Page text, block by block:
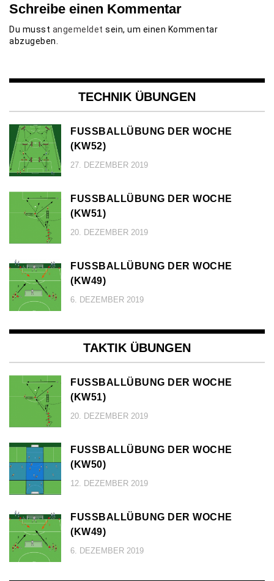
Schreibe einen Kommentar
Du musst angemeldet sein, um einen Kommentar
abzugeben.
TECHNIK ÜBUNGEN
FUSSBALLÜBUNG DER WOCHE (
KW52)
27. DEZEMBER 2019
FUSSBALLÜBUNG DER WOCHE (
KW51)
20. DEZEMBER 2019
FUSSBALLÜBUNG DER WOCHE (
KW49)
6. DEZEMBER 2019
TAKTIK ÜBUNGEN
FUSSBALLÜBUNG DER WOCHE (
KW51)
20. DEZEMBER 2019
FUSSBALLÜBUNG DER WOCHE (
KW50)
12. DEZEMBER 2019
FUSSBALLÜBUNG DER WOCHE (
KW49)
6. DEZEMBER 2019